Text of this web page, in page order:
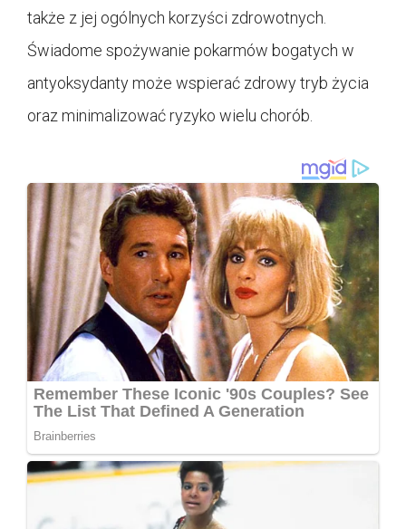
także z jej ogólnych korzyści zdrowotnych.
Świadome spożywanie pokarmów bogatych w
antyoksydanty może wspierać zdrowy tryb życia
oraz minimalizować ryzyko wielu chorób.